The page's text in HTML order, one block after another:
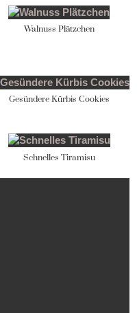
Walnuss Plätzchen
Gesündere Kürbis Cookies
Schnelles Tiramisu